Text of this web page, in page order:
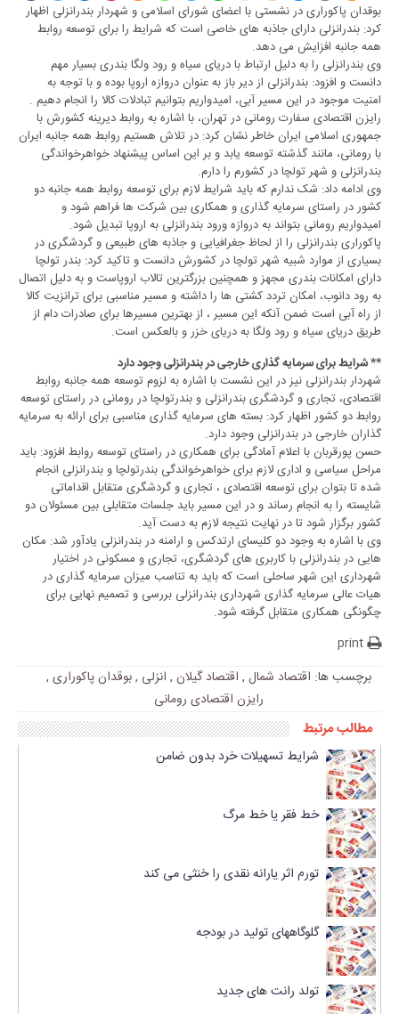
بوقدان پاکوراری در نشستی با اعضای شورای اسلامی و شهردار بندرانزلی اظهار
کرد: بندرانزلی دارای جاذبه های خاصی است که شرایط را برای توسعه روابط
همه جانبه افزایش می دهد.
وی بندرانزلی را به دلیل ارتباط با دریای سیاه و رود ولگا بندری بسیار مهم
دانست و افزود: بندرانزلی از دیر باز به عنوان دروازه اروپا بوده و با توجه به
امنیت موجود در این مسیر آبی، امیدواریم بتوانیم تبادلات کالا را انجام دهیم .
رایزن اقتصادی سفارت رومانی در تهران، با اشاره به روابط دیرینه کشورش با
جمهوری اسلامی ایران خاطر نشان کرد: در تلاش هستیم روابط همه جانبه ایران
با رومانی، مانند گذشته توسعه یابد و بر این اساس پیشنهاد خواهرخواندگی
بندرانزلی و شهر تولچا در کشورم را دارم.
وی ادامه داد: شک ندارم که باید شرایط لازم برای توسعه روابط همه جانبه دو
کشور در راستای سرمایه گذاری و همکاری بین شرکت ها فراهم شود و
امیدواریم رومانی بتواند به دروازه ورود بندرانزلی به اروپا تبدیل شود.
پاکوراری بندرانزلی را از لحاظ جغرافیایی و جاذبه های طبیعی و گردشگری در
بسیاری از موارد شبیه شهر تولچا در کشورش دانست و تاکید کرد: بندر تولچا
دارای امکانات بندری مجهز و همچنین بزرگترین تالاب اروپاست و به دلیل اتصال
به رود دانوب، امکان تردد کشتی ها را داشته و مسیر مناسبی برای ترانزیت کالا
از راه آبی است ضمن آنکه این مسیر ، از بهترین مسیرها برای صادرات دام از
طریق دریای سیاه و رود ولگا به دریای خزر و بالعکس است.
** شرایط برای سرمایه گذاری خارجی در بندرانزلی وجود دارد
شهردار بندرانزلی نیز در این نشست با اشاره به لزوم توسعه همه جانبه روابط
اقتصادی، تجاری و گردشگری بندرانزلی و بندرتولچا در رومانی در راستای توسعه
روابط دو کشور اظهار کرد: بسته های سرمایه گذاری مناسبی برای ارائه به سرمایه
گذاران خارجی در بندرانزلی وجود دارد.
حسن پورقربان با اعلام آمادگی برای همکاری در راستای توسعه روابط افزود: باید
مراحل سیاسی و اداری لازم برای خواهرخواندگی بندرتولچا و بندرانزلی انجام
شده تا بتوان برای توسعه اقتصادی ، تجاری و گردشگری متقابل اقداماتی
شایسته را به انجام رساند و در این مسیر باید جلسات متقابلی بین مسئولان دو
کشور برگزار شود تا در نهایت نتیجه لازم به دست آید.
وی با اشاره به وجود دو کلیسای ارتدکس و ارامنه در بندرانزلی یادآور شد: مکان
هایی در بندرانزلی با کاربری های گردشگری، تجاری و مسکونی در اختیار
شهرداری این شهر ساحلی است که باید به تناسب میزان سرمایه گذاری در
هیات عالی سرمایه گذاری شهرداری بندرانزلی بررسی و تصمیم نهایی برای
چگونگی همکاری متقابل گرفته شود.
print
برچسب ها: اقتصاد شمال , اقتصاد گیلان , انزلی ,بوقدان پاکوراری ,
رایزن اقتصادی رومانی
مطالب مرتبط
شرایط تسهیلات خرد بدون ضامن
خط فقر یا خط مرگ
تورم اثر یارانه نقدی را خنثی می کند
گلوگاههای تولید در بودجه
تولد رانت های جدید